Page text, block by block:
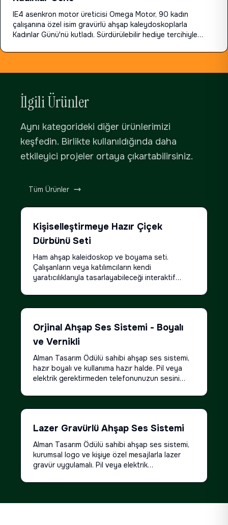
IE4 asenkron motor üreticisi Omega Motor, 90 kadın
çalışanına özel isim gravürlü ahşap kaleydoskoplarla
Kadınlar Günü'nü kutladı. Sürdürülebilir hediye tercihiyle
İlgili Ürünler
Aynı kategorideki diğer ürünlerimizi
keşfedin. Birlikte kullanıldığında daha
etkileyici projeler ortaya çıkartabilirsiniz.
Tüm Ürünler
Kişiselleştirmeye Hazır Çiçek
Dürbünü Seti
Ham ahşap kaleidoskop ve boyama seti.
Çalışanların veya katılımcıların kendi
yaratıcılıklarıyla tasarlayabileceği interaktif
Orjinal Ahşap Ses Sistemi - Boyalı
ve Vernikli
Alman Tasarım Ödülü sahibi ahşap ses sistemi,
hazır boyalı ve kullanıma hazır halde. Pil veya
elektrik gerektirmeden telefonunuzun sesini
seviyede ses. 7 katmanlı premium huş
ağacından el işçiliği ile üretilmiş. Tüm telefon
geçirmez ve dayanıklı yapı ile 15+ yıl kullanım
ömrü. Kurumsal kimlik renklerinizde özel üretim
ve lazer gravür ile logo uygulaması mümkün. Her
ürün el yapımı serigrafi baskılı taşıma çantası ile
gelir.
Lazer Gravürlü Ahşap Ses Sistemi
Alman Tasarım Ödülü sahibi ahşap ses sistemi,
kurumsal logo ve kişiye özel mesajlarla lazer
gravür uygulamalı. Pil veya elektrik
bluetooth hoparlörlerle aynı seviyede
kurumsal etkinlik anısı için logo, isim ve özel